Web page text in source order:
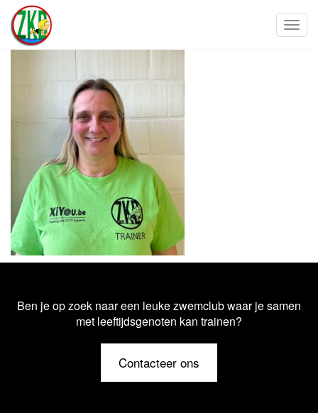
Ben je op zoek naar een leuke zwemclub waar je samen
met leeftijdsgenoten kan trainen?
Contacteer ons